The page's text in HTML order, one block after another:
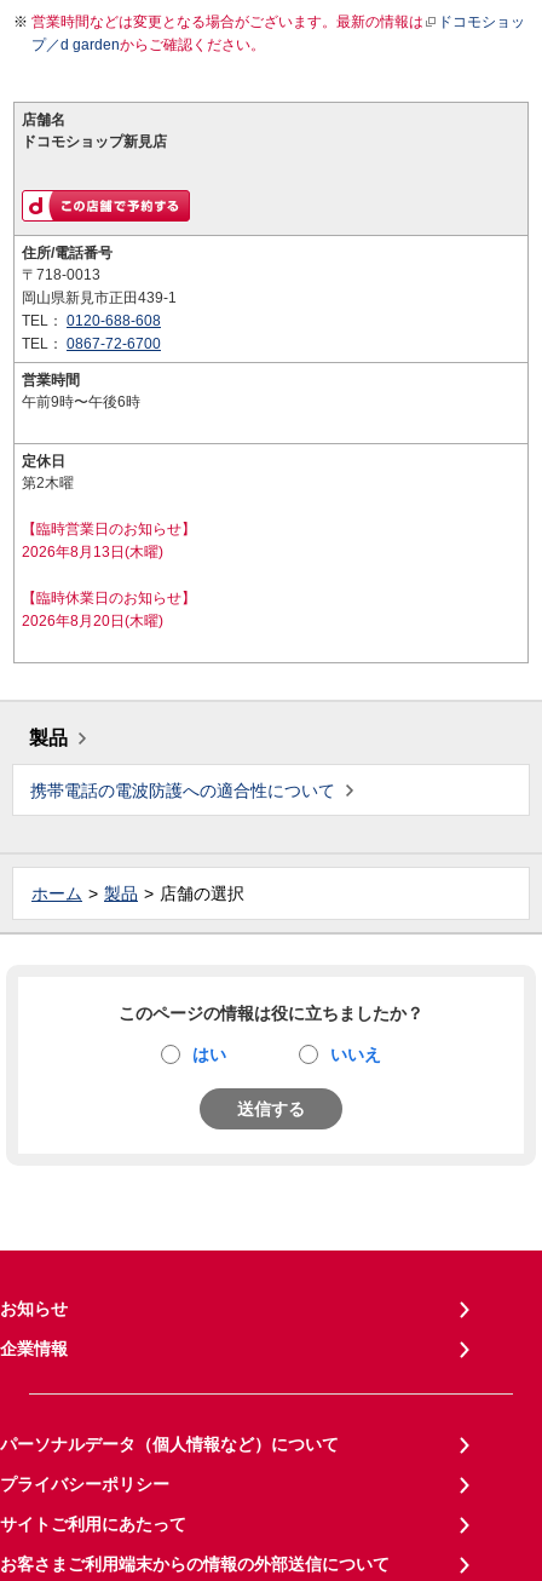
営業時間などは変更となる場合がございます。最新の情報は
ドコモショッ
プ／d gardenからご確認ください。
店舗名
ドコモショップ新見店
住所/電話番号
〒718-0013
岡山県新見市正田439-1
TEL： 0120-688-608
TEL： 0867-72-6700
営業時間
午前9時〜午後6時
定休日
第2木曜
【臨時営業日のお知らせ】
2026年8月13日(木曜)
【臨時休業日のお知らせ】
2026年8月20日(木曜)
製品
携帯電話の電波防護への適合性について
ホーム 製品 店舗の選択
このページの情報は役に立ちましたか？
はい いいえ
送信する
お知らせ
企業情報
パーソナルデータ（個人情報など）について
プライバシーポリシー
サイトご利用にあたって
お客さまご利用端末からの情報の外部送信について